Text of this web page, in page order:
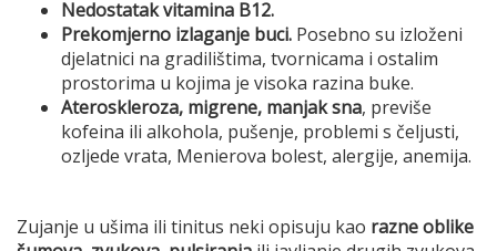
Nedostatak vitamina B12.
Prekomjerno izlaganje buci. Posebno su izloženi
djelatnici na gradilištima, tvornicama i ostalim
prostorima u kojima je visoka razina buke.
Ateroskleroza, migrene, manjak sna, previše
kofeina ili alkohola, pušenje, problemi s čeljusti,
ozljede vrata, Menierova bolest, alergije, anemija.
Zujanje u ušima ili tinitus neki opisuju kao razne oblike